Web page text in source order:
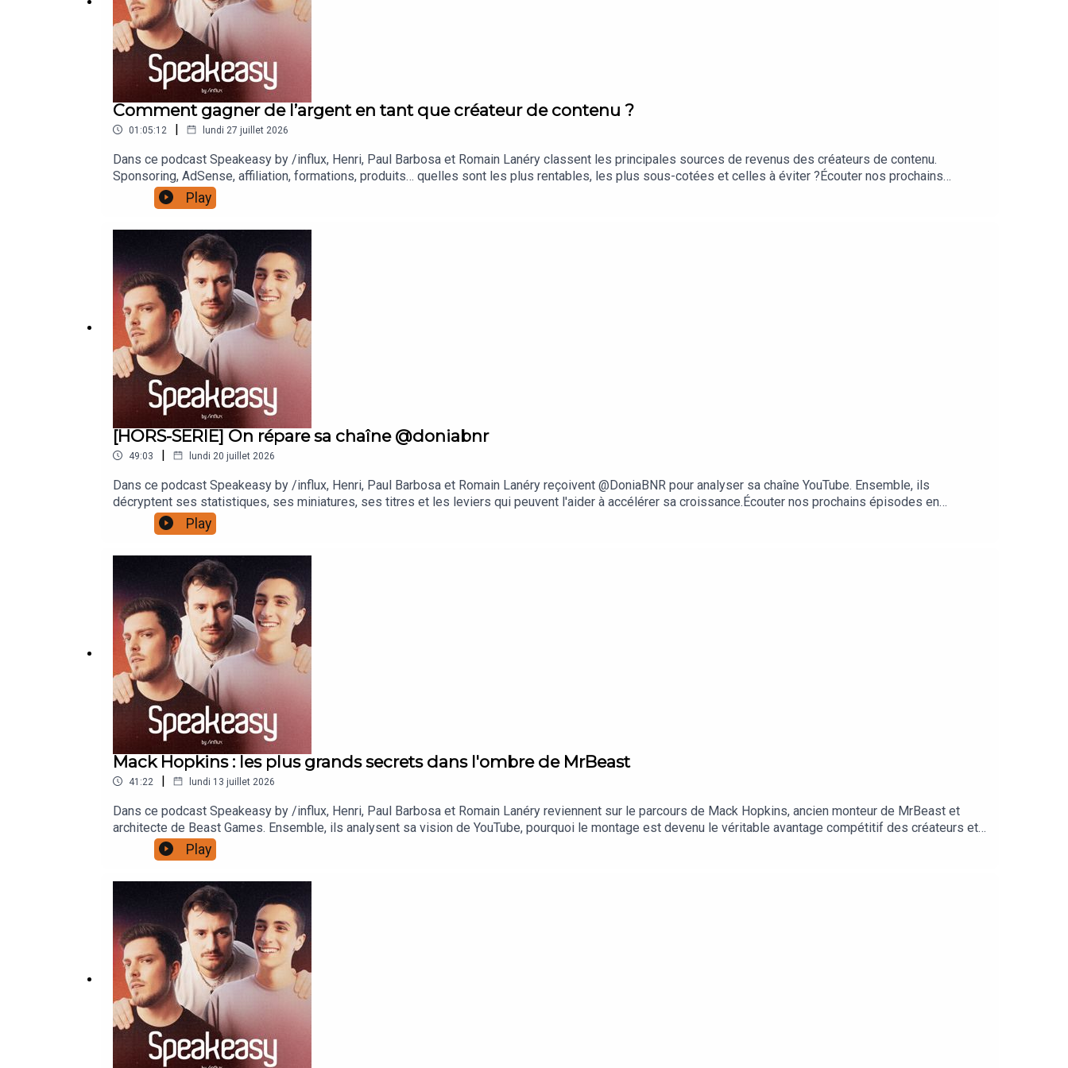
Comment gagner de l’argent en tant que créateur de contenu ?
01:05:12 | lundi 27 juillet 2026
Dans ce podcast Speakeasy by /influx, Henri, Paul Barbosa et Romain Lanéry classent les principales sources de revenus des créateurs de contenu.
Sponsoring, AdSense, affiliation, formations, produits… quelles sont les plus rentables, les plus sous-cotées et celles à éviter ?Écouter nos prochains
épisodes en podcast audio : https://lnk.to/speakeasybyinfluxPosez-nous vos questions via ce lien : https://www.speakpipe.com/SpeakeasyPour candidater
au format "Le Diagnostic", envoyer nous vos chaînes Youtube ici : https://forms.gle/ZgZhmVGEwor75DNW7Réagissez au podcast sur les réseaux avec le
:https://www.instagram.com/paulbarbosa/https://www.instagram.com/hardisk/https://www.instagram.com/romainlanery/Production /influxProd -
https://www.influxprod.com/© 2026 Tous droits réservés.
Play
[HORS-SERIE] On répare sa chaîne @doniabnr
49:03 | lundi 20 juillet 2026
Dans ce podcast Speakeasy by /influx, Henri, Paul Barbosa et Romain Lanéry reçoivent @DoniaBNR pour analyser sa chaîne YouTube. Ensemble, ils
décryptent ses statistiques, ses miniatures, ses titres et les leviers qui peuvent l'aider à accélérer sa croissance.Écouter nos prochains épisodes en
podcast audio : https://lnk.to/speakeasybyinfluxPosez-nous vos questions via ce lien : https://www.speakpipe.com/SpeakeasyPour candidater au format "Le
Diagnostic", envoyer nous vos chaînes Youtube ici : https://forms.gle/ZgZhmVGEwor75DNW7Réagissez au podcast sur les réseaux avec le hashtag
:https://www.instagram.com/paulbarbosa/https://www.instagram.com/hardisk/https://www.instagram.com/romainlanery/Production /influxProd -
https://www.influxprod.com/© 2026 Tous droits réservés.
Play
Mack Hopkins : les plus grands secrets dans l'ombre de MrBeast
41:22 | lundi 13 juillet 2026
Dans ce podcast Speakeasy by /influx, Henri, Paul Barbosa et Romain Lanéry reviennent sur le parcours de Mack Hopkins, ancien monteur de MrBeast et
architecte de Beast Games. Ensemble, ils analysent sa vision de YouTube, pourquoi le montage est devenu le véritable avantage compétitif des créateurs et
ce qui fait encore vibrer une audience aujourd'hui.Écouter nos prochains épisodes en podcast audio : https://lnk.to/speakeasybyinfluxPosez-nous vos
questions via ce lien : https://www.speakpipe.com/SpeakeasyPour candidater au format "Le Diagnostic", envoyer nous vos chaînes Youtube ici :
:https://www.instagram.com/paulbarbosa/https://www.instagram.com/hardisk/https://www.instagram.com/romainlanery/Production /influxProd -
https://www.influxprod.com/© 2026 Tous droits réservés.
Play